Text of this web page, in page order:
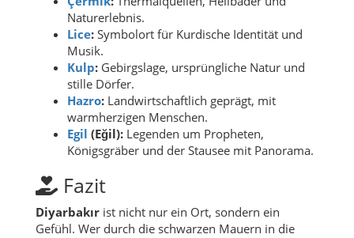
Naturerlebnis.
Lice: Symbolort für Kurdische Identität und
Musik.
Kulp: Gebirgslage, ursprüngliche Natur und
stille Dörfer.
Hazro: Landwirtschaftlich geprägt, mit
warmherzigen Menschen.
Egil (Eğil): Legenden um Propheten,
Königsgräber und der Stausee mit Panorama.
Fazit
Diyarbakır ist nicht nur ein Ort, sondern ein
Gefühl. Wer durch die schwarzen Mauern in die